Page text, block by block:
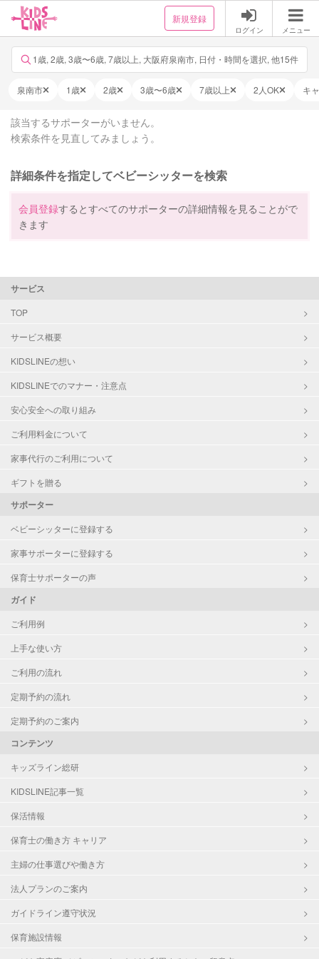
新規登録
ログイン メニュー
1歳, 2歳, 3歳〜6歳, 7歳以上, 大阪府泉南市, 日付・時間を選択, 他15件
泉南市 1歳 2歳 3歳〜6歳 7歳以上 2人OK キ
該当するサポーターがいません。
検索条件を見直してみましょう。
詳細条件を指定してベビーシッターを検索
会員登録するとすべてのサポーターの詳細情報を見ることがで
きます
サービス
TOP
サービス概要
KIDSLINEの想い
KIDSLINEでのマナー・注意点
安心安全への取り組み
ご利用料金について
家事代行のご利用について
ギフトを贈る
サポーター
ベビーシッターに登録する
家事サポーターに登録する
保育士サポーターの声
ガイド
ご利用例
上手な使い方
ご利用の流れ
定期予約の流れ
定期予約のご案内
コンテンツ
キッズライン総研
KIDSLINE記事一覧
保活情報
保育士の働き方 キャリア
主婦の仕事選びや働き方
法人プランのご案内
ガイドライン遵守状況
保育施設情報